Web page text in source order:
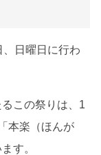
日曜日に行わ
この祭りは、1
本楽（ほんが
す。